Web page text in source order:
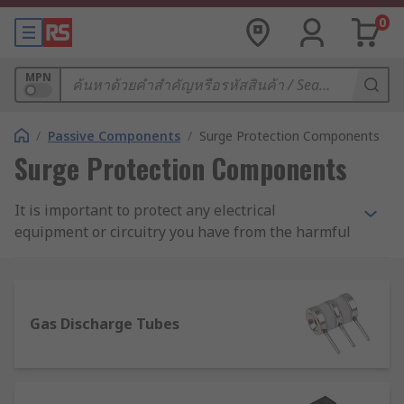
0
MPN
/ Passive Components / Surge Protection Components
Surge Protection Components
It is important to protect any electrical
equipment or circuitry you have from the harmful
quality products from leading manufacturers
Gas Discharge Tubes